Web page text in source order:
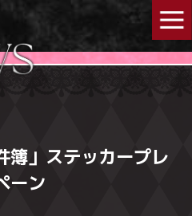
簿」ステッカープレ
ーン